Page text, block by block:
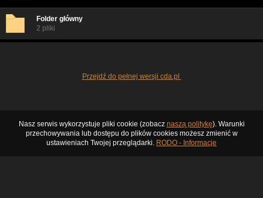
Folder główny
2 pliki
Przejdź do pełnej wersji cda.pl
Nasz serwis wykorzystuje pliki cookie (zobacz naszą politykę). Warunki
przechowywania lub dostępu do plików cookies możesz zmienić w
ustawieniach Twojej przeglądarki. RODO - Informacje